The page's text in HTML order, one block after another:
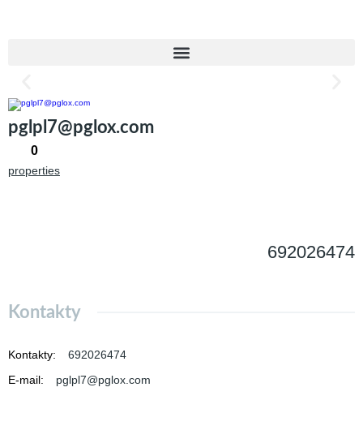
pglpl7@pglox.com
0
properties
692026474
Kontakty
Kontakty:
692026474
E-mail: pglpl7@pglox.com